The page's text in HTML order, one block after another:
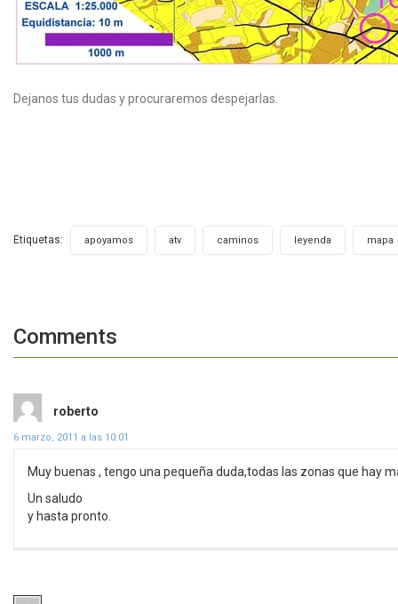
Dejanos tus dudas y procuraremos despejarlas.
Etiquetas: apoyamos atv caminos leyenda mapa
Comments
roberto
6 marzo, 2011 a las 10:01
Muy buenas , tengo una pequeña duda,todas las zonas que hay
Un saludo
y hasta pronto.